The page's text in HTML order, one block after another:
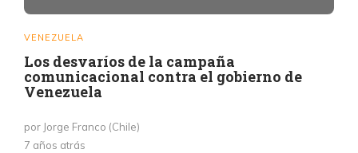
VENEZUELA
Los desvaríos de la campaña
comunicacional contra el gobierno de
Venezuela
por Jorge Franco (Chile)
7 años atrás